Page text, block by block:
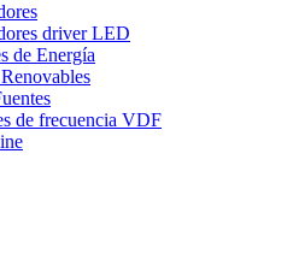
driver LED
de Energía
de frecuencia VDF